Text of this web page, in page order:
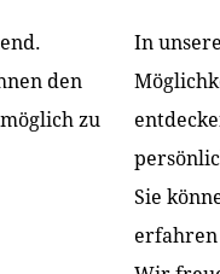
& REFERENZEN
den
zu
In
Sie
erfahren